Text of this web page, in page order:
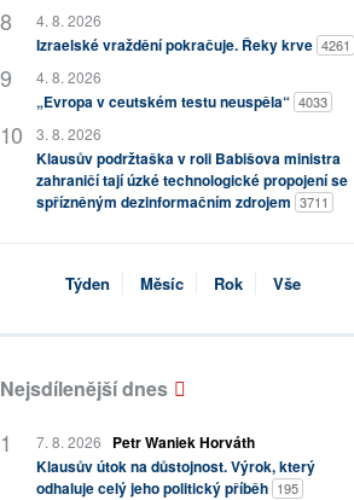
4. 8. 2026
Izraelské vraždění pokračuje. Řeky krve 4261
4. 8. 2026
„Evropa v ceutském testu neuspěla“ 4033
3. 8. 2026
Klausův podržtaška v roli Babišova ministra
zahraničí tají úzké technologické propojení se
spřízněným dezinformačním zdrojem 3711
Týden Měsíc Rok Vše
Nejsdílenější dnes
7. 8. 2026
Petr Waniek Horváth
Klausův útok na důstojnost. Výrok, který
odhaluje celý jeho politický příběh 195